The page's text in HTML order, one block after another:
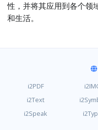
性，并将其应用到各个领
和生活。
i2PDF
i2Text
i2Speak